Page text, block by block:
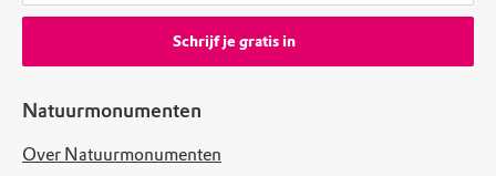
Natuurmonumenten
Over Natuurmonumenten
Schrijf je gratis in